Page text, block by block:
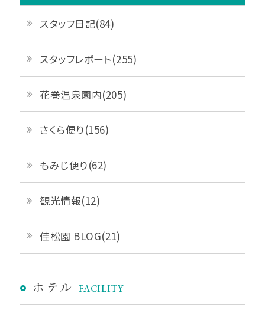
スタッフ日記(84)
スタッフレポート(255)
花巻温泉園内(205)
さくら便り(156)
もみじ便り(62)
観光情報(12)
佳松園 BLOG(21)
ホテル FACILITY